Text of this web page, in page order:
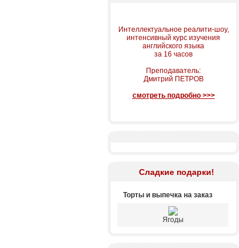
Интеллектуальное реалити-шоу,
интенсивный курс изучения
английского языка
за 16 часов
Преподаватель:
Дмитрий ПЕТРОВ
смотреть подробно >>>
Сладкие подарки!
Торты и выпечка на заказ
Ягоды